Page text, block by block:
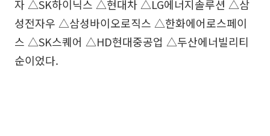
자 △SK하이닉스 △현대차 △LG에너지솔루션 △삼
성전자우 △삼성바이오로직스 △한화에어로스페이
스 △SK스퀘어 △HD현대중공업 △두산에너빌리티
순이었다.